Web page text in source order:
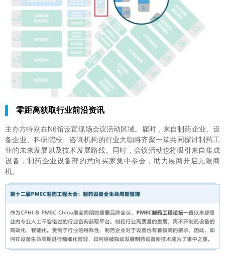
零距离获取行业前沿资讯
主办方特别在N6馆设置现场会议活动区域。届时，来自制药企业、设
备企业、科研院校、咨询机构的行业大咖将齐聚一堂共同探讨制药工
业的未来发展以及技术发展路线。同时，会议活动也将吸引来自集成
设备，制药企业设备部的意向买家集中参会，助力展商开启无限商
机。